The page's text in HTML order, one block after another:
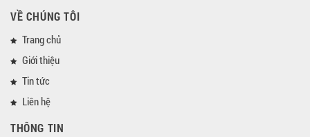
VỀ CHÚNG TÔI
Trang chủ
Giới thiệu
Tin tức
Liên hệ
THÔNG TIN